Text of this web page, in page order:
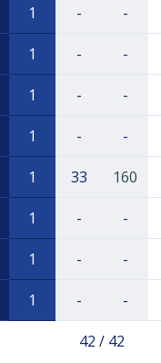
1 - -
1 - -
1 - -
1 - -
1 33 160
1 - -
1 - -
1 - -
42 / 42